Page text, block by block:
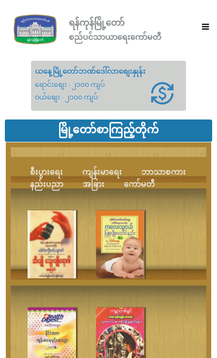
ရန်ကုန်မြို့တော်
စည်ပင်သာယာရေးကော်မတီ
ယနေ့မြို့တော်ဘဏ်ဒေါ်လာစျေးနှုန်း
ရောင်းစျေး - ၂၁၀၀ ကျပ်
ဝယ်စျေး - ၂၁၀၀ ကျပ်
မြို့တော်စာကြည့်တိုက်
စီးပွားရေး ကျန်းမာရေး
ဘာသာစကား
နည်းပညာ
အခြား ကော်မတီ